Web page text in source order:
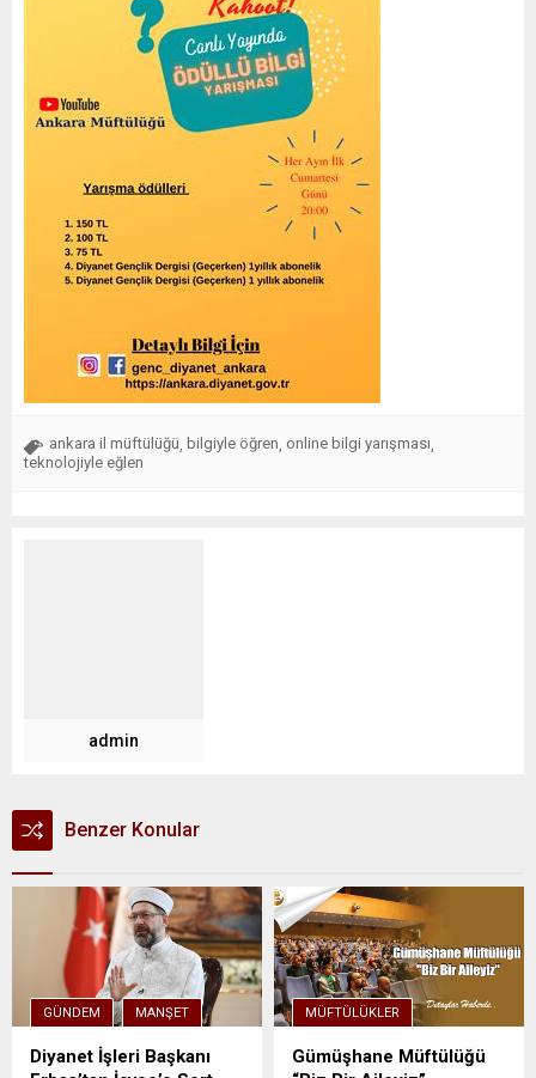
ankara il müftülüğü bilgiyle öğren online bilgi yarışması
teknolojiyle eğlen
admin
Benzer Konular
GÜNDEM MANŞET
Diyanet İşleri Başkanı
MÜFTÜLÜKLER
Gümüşhane Müftülüğü